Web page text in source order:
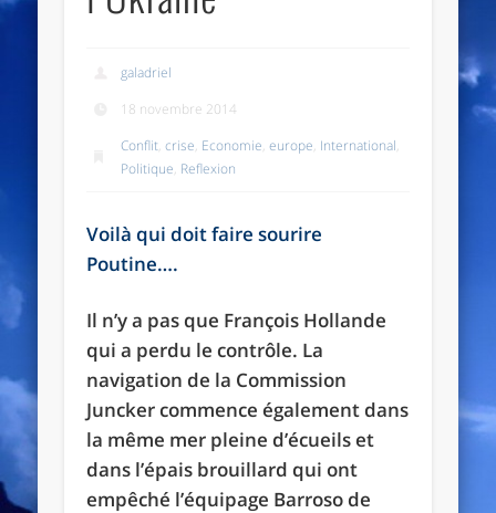
galadriel
18 novembre 2014
Conflit,crise, Economie,europe, International,
Politique, Reflexion
Voilà qui doit faire sourire
Poutine….
Il n’y a pas que François Hollande
qui a perdu le contrôle. La
navigation de la Commission
Juncker commence également dans
la même mer pleine d’écueils et
dans l’épais brouillard qui ont
empêché l’équipage Barroso de